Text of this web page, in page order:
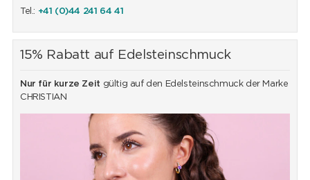
Tel.: +41 (0)44 241 64 41
15% Rabatt auf Edelsteinschmuck
Nur für kurze Zeit gültig auf den Edelsteinschmuck der Marke
CHRISTIAN